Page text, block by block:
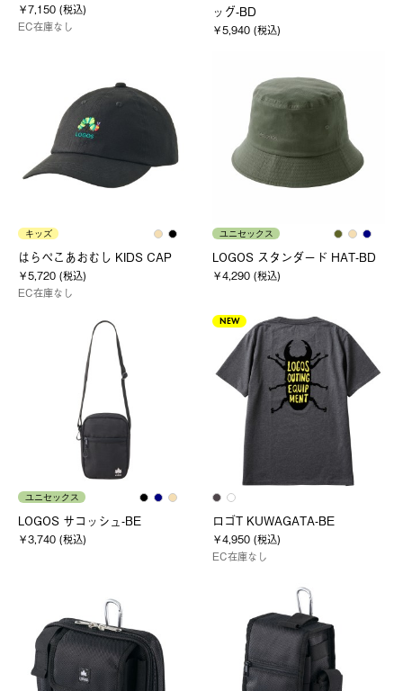
￥7,150 (税込)
EC在庫なし
ッグ-BD
￥5,940 (税込)
キッズ
はらぺこあおむし KIDS CAP
￥5,720 (税込)
EC在庫なし
ユニセックス
LOGOS スタンダード HAT-BD
￥4,290 (税込)
ユニセックス
LOGOS サコッシュ-BE
￥3,740 (税込)
NEW
ロゴT KUWAGATA-BE
￥4,950 (税込)
EC在庫なし